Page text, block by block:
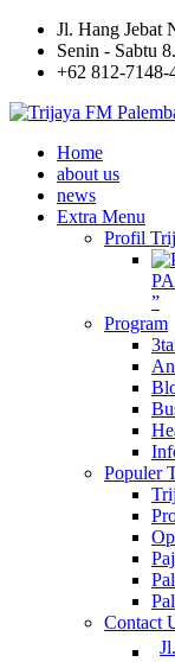
Jl. Hang Jebat
Senin - Sabtu
+62 812-7148-
Home
about us
news
Extra Menu
Profil
”
Program
Populer
Contact